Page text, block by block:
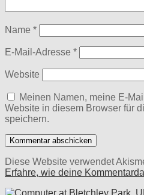
Name *
E-Mail-Adresse *
Website
Meinen Namen, meine E-
Website in diesem Browser für
speichern.
Diese Website verwendet
Erfahre, wie deine